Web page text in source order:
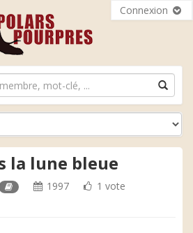
Connexion
la lune bleue
1997 1 vote